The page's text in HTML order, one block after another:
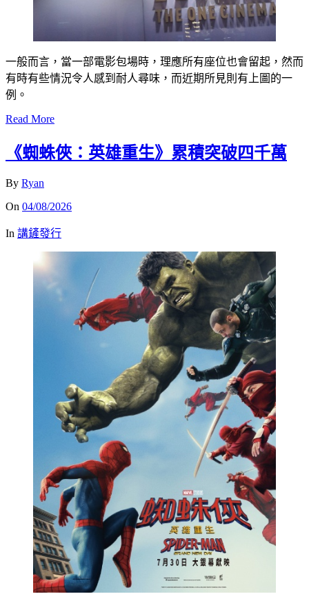
一般而言，當一部電影包場時，理應所有座位也會留起，然而
有時有些情況令人感到耐人尋味，而近期所見則有上圖的一
例。
Read More
《蜘蛛俠：英雄重生》累積突破四千萬
By Ryan
On 04/08/2026
In 講鏟發行